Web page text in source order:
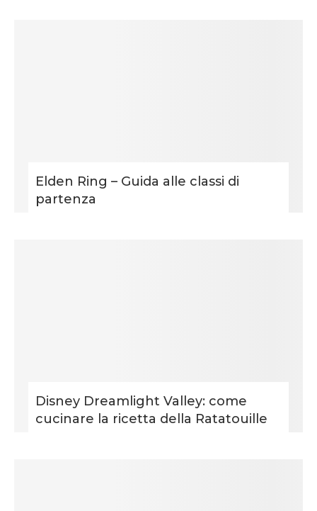
Elden Ring – Guida alle classi di
partenza
Disney Dreamlight Valley: come
cucinare la ricetta della Ratatouille